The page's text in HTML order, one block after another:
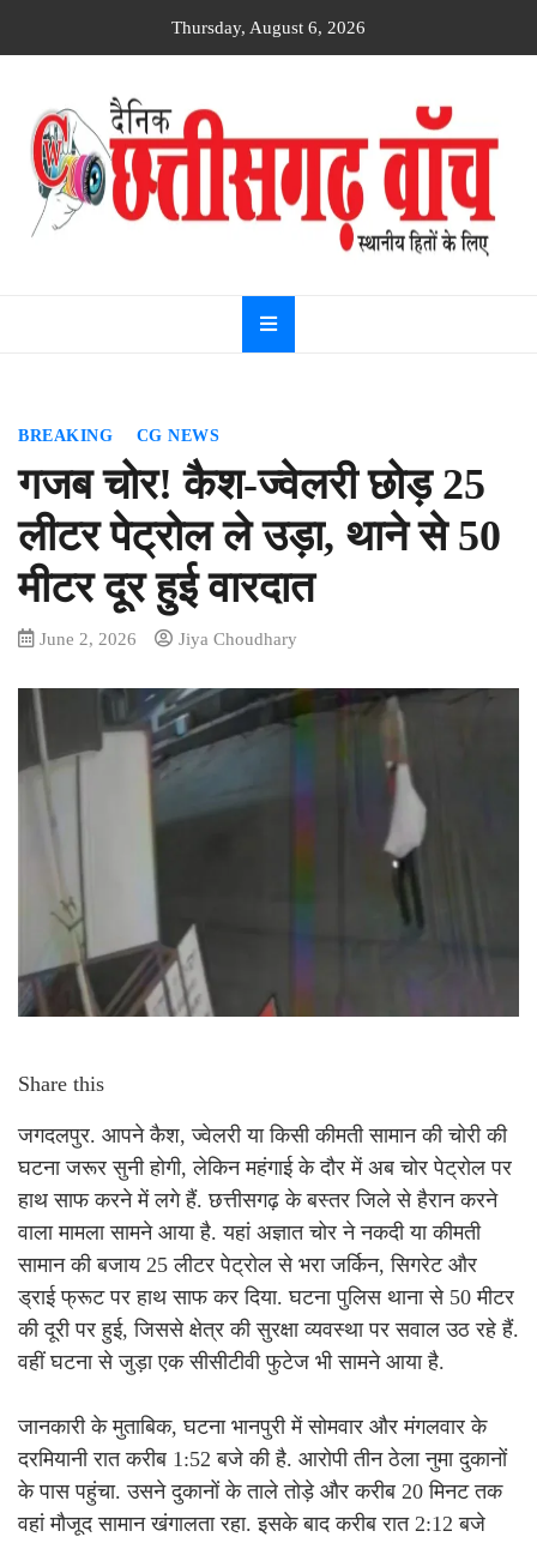
Thursday, August 6, 2026
Dainik
Chhattisgarh
watch
BREAKING CG NEWS
गजब चोर! कैश-ज्वेलरी छोड़ 25
लीटर पेट्रोल ले उड़ा, थाने से 50
मीटर दूर हुई वारदात
June 2, 2026 Jiya Choudhary
Share this
जगदलपुर. आपने कैश, ज्वेलरी या किसी कीमती सामान की चोरी की
घटना जरूर सुनी होगी, लेकिन महंगाई के दौर में अब चोर पेट्रोल पर
हाथ साफ करने में लगे हैं. छत्तीसगढ़ के बस्तर जिले से हैरान करने
वाला मामला सामने आया है. यहां अज्ञात चोर ने नकदी या कीमती
सामान की बजाय 25 लीटर पेट्रोल से भरा जर्किन, सिगरेट और
ड्राई फ्रूट पर हाथ साफ कर दिया. घटना पुलिस थाना से 50 मीटर
की दूरी पर हुई, जिससे क्षेत्र की सुरक्षा व्यवस्था पर सवाल उठ रहे हैं.
वहीं घटना से जुड़ा एक सीसीटीवी फुटेज भी सामने आया है.
जानकारी के मुताबिक, घटना भानपुरी में सोमवार और मंगलवार के
दरमियानी रात करीब 1:52 बजे की है. आरोपी तीन ठेला नुमा दुकानों
के पास पहुंचा. उसने दुकानों के ताले तोड़े और करीब 20 मिनट तक
वहां मौजूद सामान खंगालता रहा. इसके बाद करीब रात 2:12 बजे